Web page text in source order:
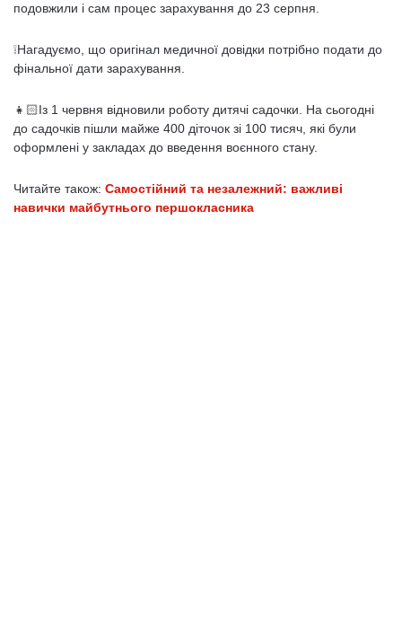
подовжили і сам процес зарахування до 23 серпня.
❕Нагадуємо, що оригінал медичної довідки потрібно подати до
фінальної дати зарахування.
👧🏻Із 1 червня відновили роботу дитячі садочки. На сьогодні
до садочків пішли майже 400 діточок зі 100 тисяч, які були
оформлені у закладах до введення воєнного стану.
Читайте також: Самостійний та незалежний: важливі
навички майбутнього першокласника